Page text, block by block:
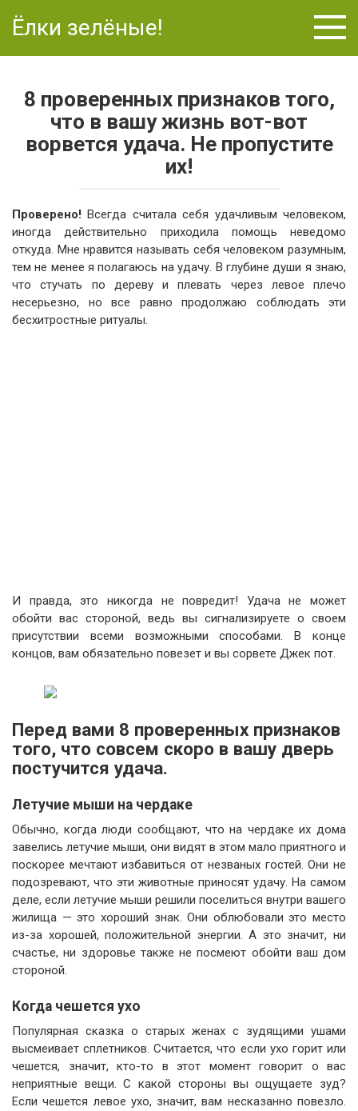
Ёлки зелёные!
8 проверенных признаков того,
что в вашу жизнь вот-вот
ворвется удача. Не пропустите
их!
Проверено! Всегда считала себя удачливым человеком,
иногда действительно приходила помощь неведомо
откуда. Мне нравится называть себя человеком разумным,
тем не менее я полагаюсь на удачу. В глубине души я знаю,
что стучать по дереву и плевать через левое плечо
несерьезно, но все равно продолжаю соблюдать эти
бесхитростные ритуалы.
И правда, это никогда не повредит! Удача не может
обойти вас стороной, ведь вы сигнализируете о своем
присутствии всеми возможными способами. В конце
концов, вам обязательно повезет и вы сорвете Джек пот.
Перед вами 8 проверенных признаков
того, что совсем скоро в вашу дверь
постучится удача.
Летучие мыши на чердаке
Обычно, когда люди сообщают, что на чердаке их дома
завелись летучие мыши, они видят в этом мало приятного и
поскорее мечтают избавиться от незваных гостей. Они не
подозревают, что эти животные приносят удачу. На самом
деле, если летучие мыши решили поселиться внутри вашего
жилища — это хороший знак. Они облюбовали это место
из-за хорошей, положительной энергии. А это значит, ни
счастье, ни здоровье также не посмеют обойти ваш дом
стороной.
Когда чешется ухо
Популярная сказка о старых женах с зудящими ушами
высмеивает сплетников. Считается, что если ухо горит или
чешется, значит, кто-то в этот момент говорит о вас
неприятные вещи. С какой стороны вы ощущаете зуд?
Если чешется левое ухо, значит, вам несказанно повезло.